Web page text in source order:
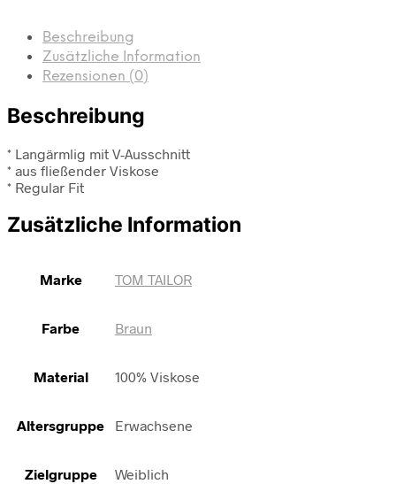
Beschreibung
Zusätzliche Information
Rezensionen (0)
Beschreibung
* Langärmlig mit V-Ausschnitt
* aus fließender Viskose
* Regular Fit
Zusätzliche Information
Marke TOM TAILOR
Farbe Braun
Material 100% Viskose
Altersgruppe Erwachsene
Zielgruppe Weiblich